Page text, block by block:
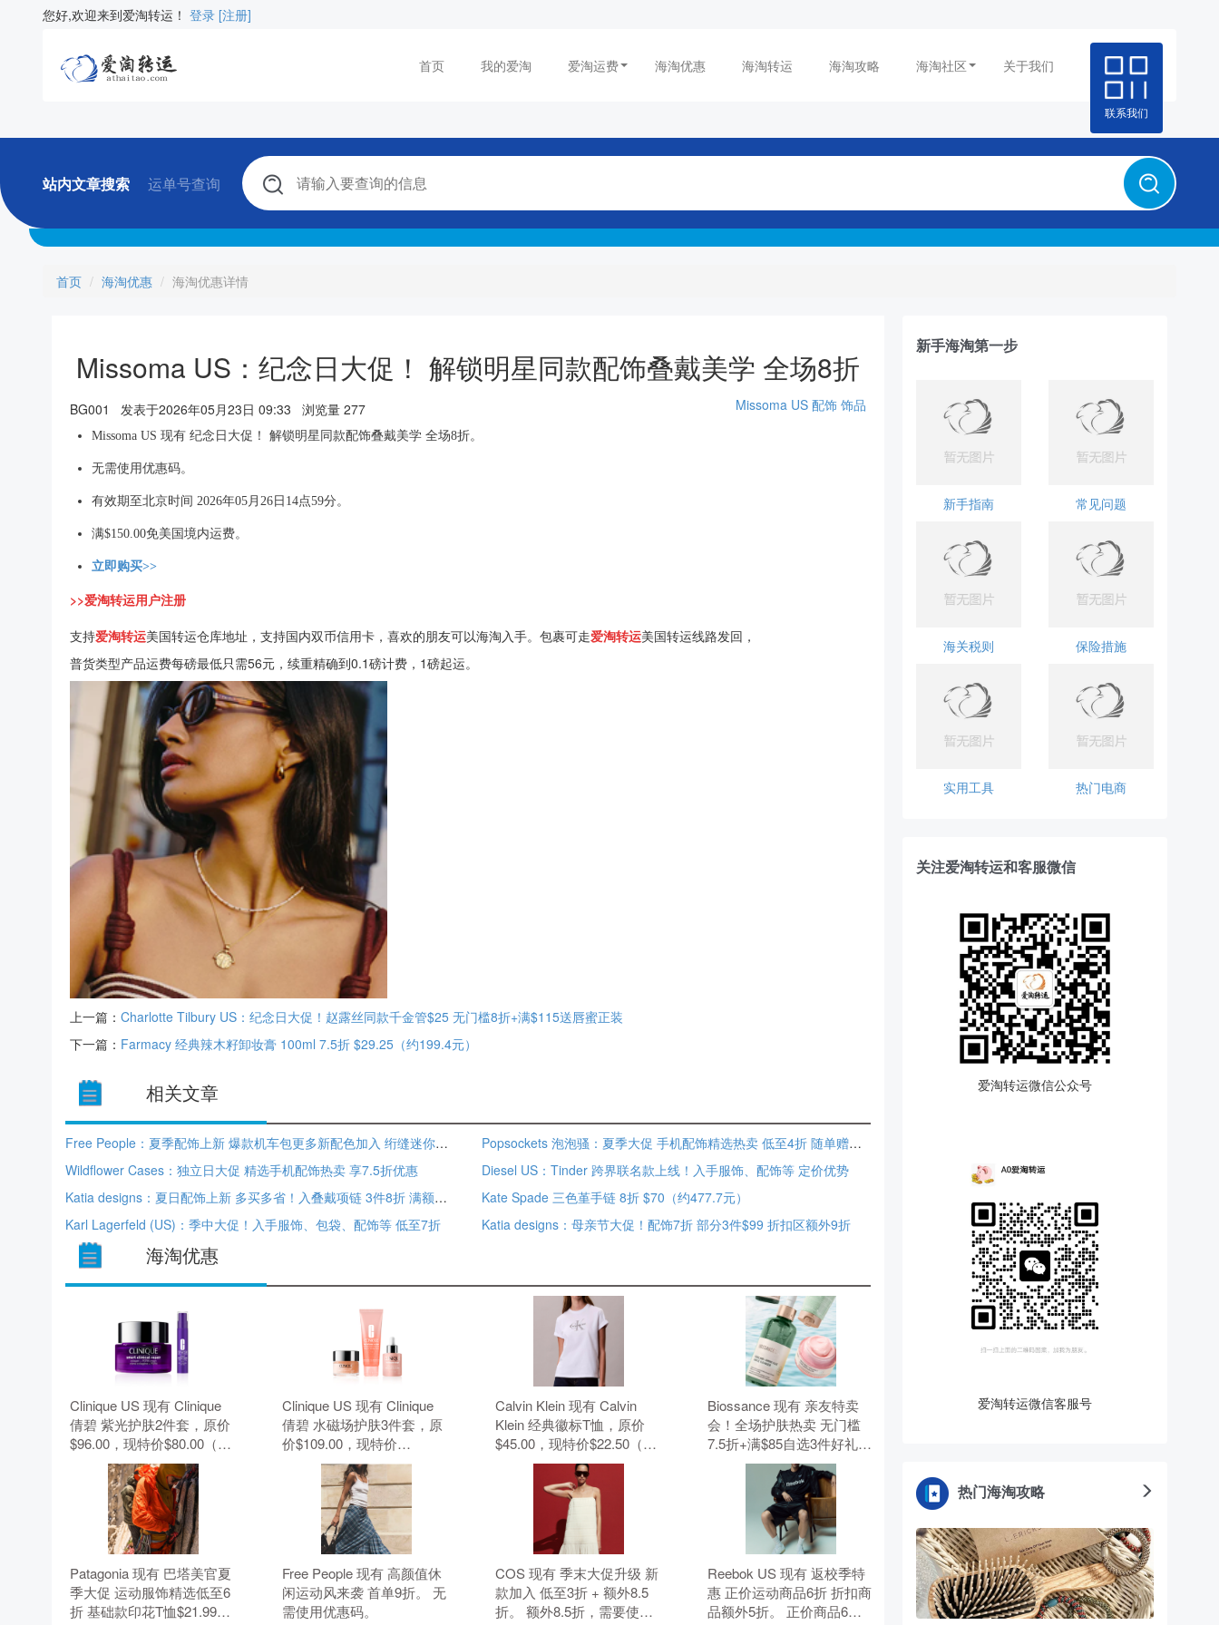
您好,欢迎来到爱淘转运！ 登录 [注册]
首页 我的爱淘 爱淘运费 海淘优惠 海淘转运 海淘攻略 海淘社区 关于我们
联系我们
站内文章搜索 运单号查询
首页 海淘优惠 海淘优惠详情
Missoma US：纪念日大促！ 解锁明星同款配饰叠戴美学 全场8折
BG001 发表于2026年05月23日 09:33 浏览量 277 Missoma US 配饰 饰品
Missoma US 现有 纪念日大促！ 解锁明星同款配饰叠戴美学 全场8折。
无需使用优惠码。
有效期至北京时间 2026年05月26日14点59分。
满$150.00免美国境内运费。
立即购买>>
>>爱淘转运用户注册
支持爱淘转运美国转运仓库地址，支持国内双币信用卡，喜欢的朋友可以海淘入手。包裹可走爱淘转运美国转运线路发回，
普货类型产品运费每磅最低只需56元，续重精确到0.1磅计费，1磅起运。
上一篇： Charlotte Tilbury US：纪念日大促！赵露丝同款千金管$25 无门槛8折+满$115送唇蜜正装
下一篇： Farmacy 经典辣木籽卸妆膏 100ml 7.5折 $29.25（约199.4元）
相关文章
Free People：夏季配饰上新 爆款机车包更多新配色加入 绗缝迷你包 $30
Popsockets 泡泡骚：夏季大促 手机配饰精选热卖 低至4折 随单赠神秘手机支架
Wildflower Cases：独立日大促 精选手机配饰热卖 享7.5折优惠
Diesel US：Tinder 跨界联名款上线！入手服饰、配饰等 定价优势
Katia designs：夏日配饰上新 多买多省！入叠戴项链 3件8折 满额免邮
Kate Spade 三色堇手链 8折 $70（约477.7元）
Karl Lagerfeld (US)：季中大促！入手服饰、包袋、配饰等 低至7折
Katia designs：母亲节大促！配饰7折 部分3件$99 折扣区额外9折
海淘优惠
Clinique US 现有 Clinique
倩碧 紫光护肤2件套，原价
$96.00，现特价$80.00（约
541.24元）。 无需使用优惠
Clinique US 现有 Clinique
倩碧 水磁场护肤3件套，原
价$109.00，现特价
$91.00（约615.66元）。 无
需使用优惠码。
Calvin Klein 现有 Calvin
Klein 经典徽标T恤，原价
$45.00，现特价$22.50（约
152.19元）。 无需使用优惠
Biossance 现有 亲友特卖
会！全场护肤热卖 无门槛
7.5折+满$85自选3件好礼。
无需使用优惠码。
Patagonia 现有 巴塔美官夏
季大促 运动服饰精选低至6
折 基础款印花T恤$21.99。
Free People 现有 高颜值休
闲运动风来袭 首单9折。 无
需使用优惠码。
COS 现有 季末大促升级 新
款加入 低至3折 + 额外8.5
折。 额外8.5折，需要使用
Reebok US 现有 返校季特
惠 正价运动商品6折 折扣商
品额外5折。 正价商品6
新手海淘第一步
新手指南 常见问题
海关税则 保险措施
实用工具 热门电商
关注爱淘转运和客服微信
爱淘转运微信公众号
爱淘转运微信客服号
热门海淘攻略